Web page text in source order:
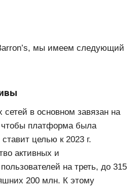
мы имеем следующий
в основном завязан на
чтобы платформа была
целью к 2023 г.
активных и
на треть, до 315
200 млн. К этому